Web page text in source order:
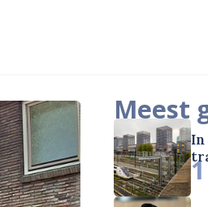
Meest
In
1